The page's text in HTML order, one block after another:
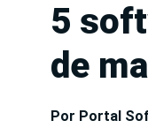
5
de
Por Portal